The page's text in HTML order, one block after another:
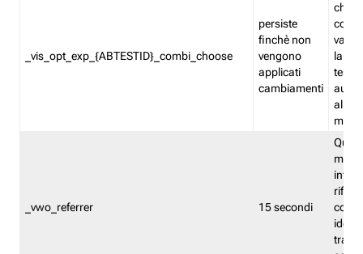
_vis_opt_exp_{ABTESTID}_combi_choose
persiste
finchè non
vengono
applicati
cambiamenti
che
la
test.
_vwo_referrer 15 secondi